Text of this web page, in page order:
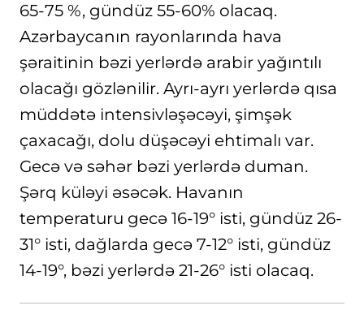
65-75 %, gündüz 55-60% olacaq.
Azərbaycanın rayonlarında hava
şəraitinin bəzi yerlərdə arabir yağıntılı
olacağı gözlənilir. Ayrı-ayrı yerlərdə qısa
müddətə intensivləşəcəyi, şimşək
çaxacağı, dolu düşəcəyi ehtimalı var.
Gecə və səhər bəzi yerlərdə duman.
Şərq küləyi əsəcək. Havanın
temperaturu gecə 16-19° isti, gündüz 26-
31° isti, dağlarda gecə 7-12° isti, gündüz
14-19°, bəzi yerlərdə 21-26° isti olacaq.